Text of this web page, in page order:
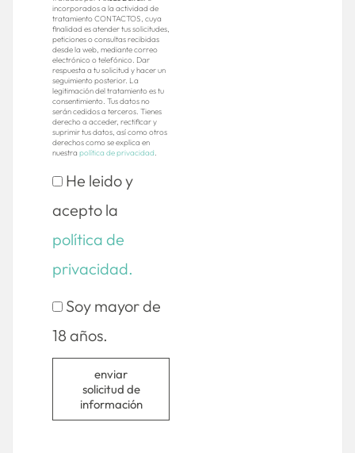
incorporados a la actividad de
tratamiento CONTACTOS, cuya
finalidad es atender tus solicitudes,
peticiones o consultas recibidas
desde la web, mediante correo
electrónico o telefónico. Dar
respuesta a tu solicitud y hacer un
seguimiento posterior. La
legitimación del tratamiento es tu
consentimiento. Tus datos no
serán cedidos a terceros. Tienes
derecho a acceder, rectificar y
suprimir tus datos, así como otros
derechos como se explica en
nuestra política de privacidad.
He leido y
acepto la
política de
privacidad.
Soy mayor de
18 años.
enviar
solicitud de
información